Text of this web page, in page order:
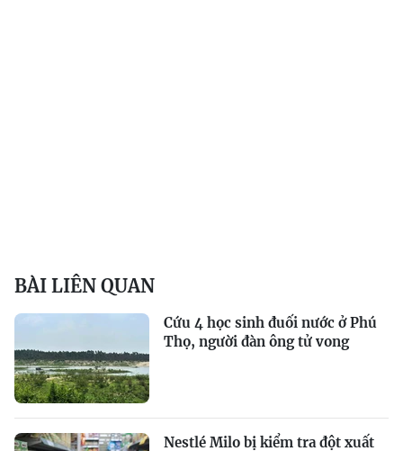
BÀI LIÊN QUAN
Cứu 4 học sinh đuối nước ở Phú
Thọ, người đàn ông tử vong
Nestlé Milo bị kiểm tra đột xuất